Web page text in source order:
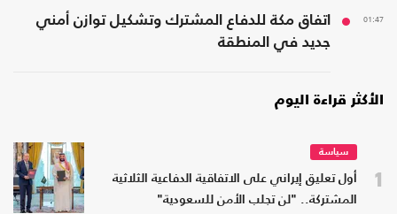
01:47
اتفاق مكة للدفاع المشترك وتشكيل توازن أمني
جديد في المنطقة
الأكثر قراءة اليوم
1
سياسة
أول تعليق إيراني على الاتفاقية الدفاعية الثلاثية
المشتركة.. "لن تجلب الأمن للسعودية"